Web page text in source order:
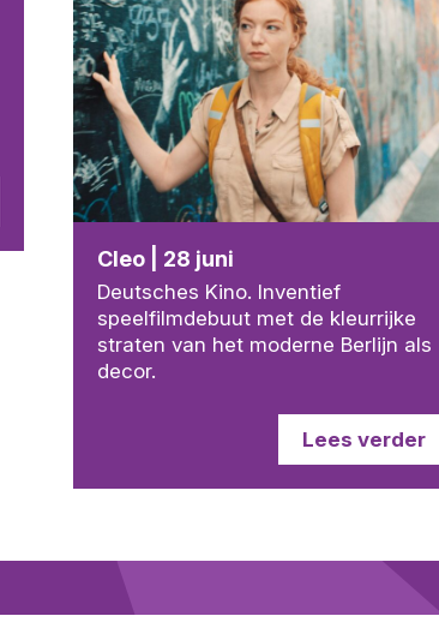
Cleo | 28 juni
Deutsches Kino. Inventief
speelfilmdebuut met de kleurrijke
straten van het moderne Berlijn als
decor.
Lees verder